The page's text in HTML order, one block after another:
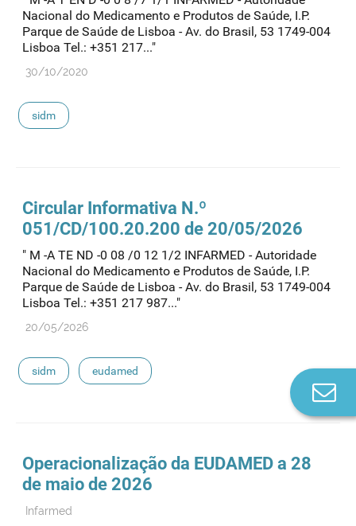
Nacional do Medicamento e Produtos de Saúde, I.P.
Parque de Saúde de Lisboa - Av. do Brasil, 53 1749-004
Lisboa Tel.: +351 217..."
30/10/2020
sidm
Circular Informativa N.º
051/CD/100.20.200 de 20/05/2026
" M -A TE ND -0 08 /0 12 1/2 INFARMED - Autoridade
Nacional do Medicamento e Produtos de Saúde, I.P.
Parque de Saúde de Lisboa - Av. do Brasil, 53 1749-004
Lisboa Tel.: +351 217 987..."
20/05/2026
sidm eudamed
Operacionalização da EUDAMED a 28
de maio de 2026
Infarmed